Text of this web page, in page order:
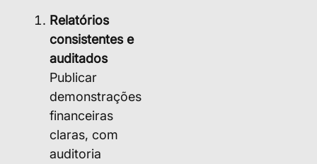
Relatórios
consistentes e
auditados
Publicar
demonstrações
financeiras
claras, com
auditoria